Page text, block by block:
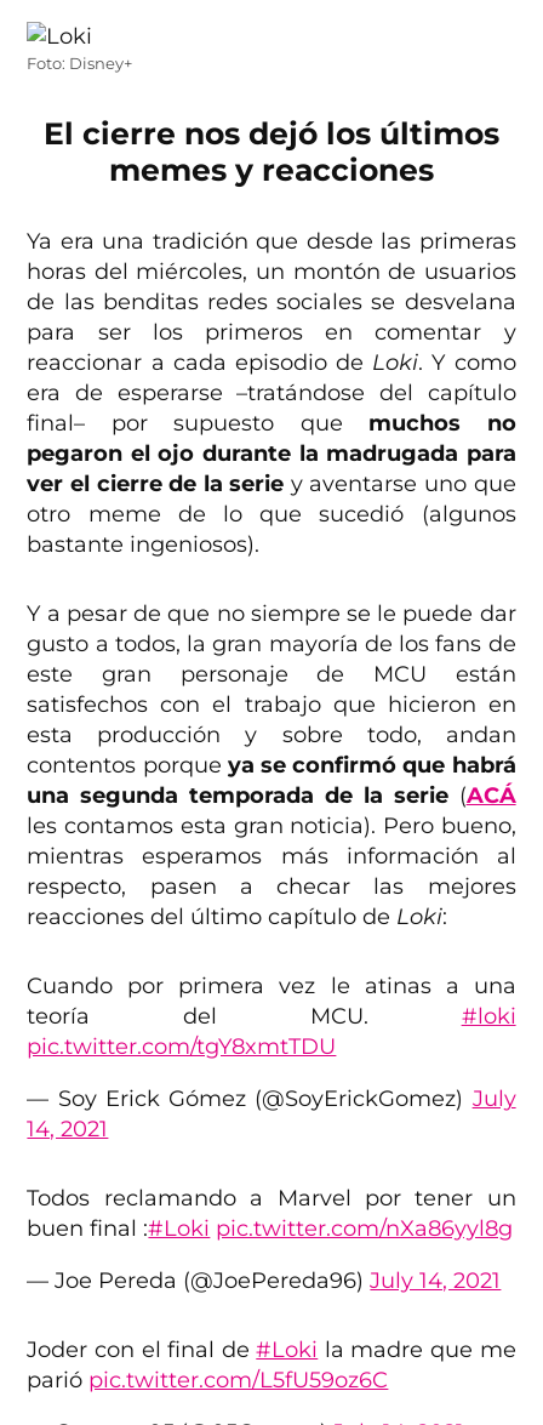
Foto: Disney+
El cierre nos dejó los últimos
memes y reacciones
Ya era una tradición que desde las primeras
horas del miércoles, un montón de usuarios
de las benditas redes sociales se desvelana
para ser los primeros en comentar y
reaccionar a cada episodio de Loki. Y como
era de esperarse –tratándose del capítulo
final– por supuesto que muchos no
pegaron el ojo durante la madrugada para
ver el cierre de la serie y aventarse uno que
otro meme de lo que sucedió (algunos
bastante ingeniosos).
Y a pesar de que no siempre se le puede dar
gusto a todos, la gran mayoría de los fans de
este gran personaje de MCU están
satisfechos con el trabajo que hicieron en
esta producción y sobre todo, andan
contentos porque ya se confirmó que habrá
una segunda temporada de la serie(ACÁ
les contamos esta gran noticia). Pero bueno,
mientras esperamos más información al
respecto, pasen a checar las mejores
reacciones del último capítulo de Loki:
Cuando por primera vez le atinas a una
teoría del MCU. #loki
pic.twitter.com/tgY8xmtTDU
— Soy Erick Gómez (@SoyErickGomez) July
14, 2021
Todos reclamando a Marvel por tener un
buen final :#Loki pic.twitter.com/nXa86yyl8g
— Joe Pereda (@JoePereda96)July 14, 2021
Joder con el final de#Loki la madre que me
parió pic.twitter.com/L5fU59oz6C